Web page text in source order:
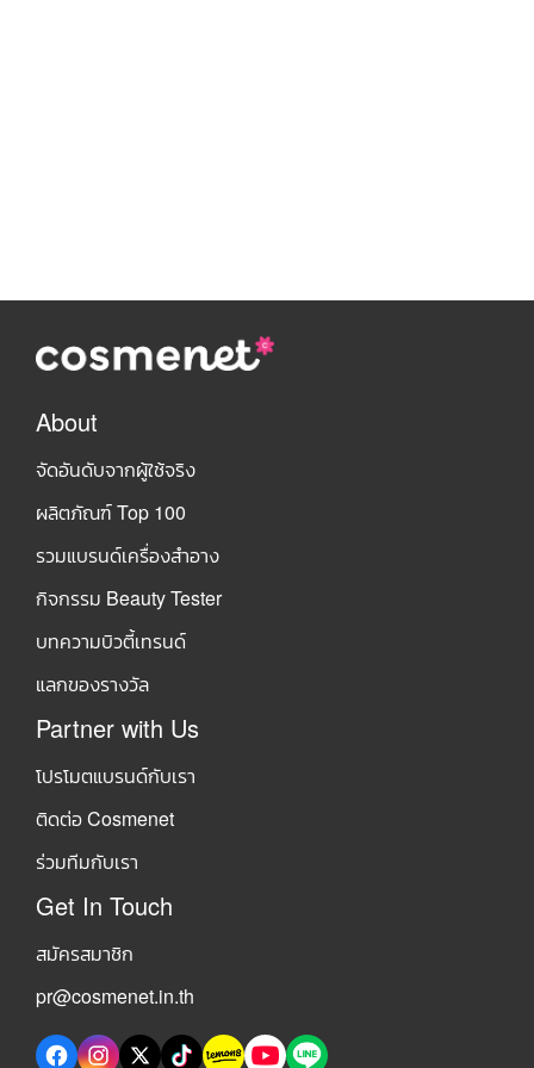
About
จัดอันดับจากผู้ใช้จริง
ผลิตภัณฑ์ Top 100
รวมแบรนด์เครื่องสำอาง
กิจกรรม Beauty Tester
บทความบิวตี้เทรนด์
แลกของรางวัล
Partner with Us
โปรโมตแบรนด์กับเรา
ติดต่อ Cosmenet
ร่วมทีมกับเรา
Get In Touch
สมัครสมาชิก
pr@cosmenet.in.th